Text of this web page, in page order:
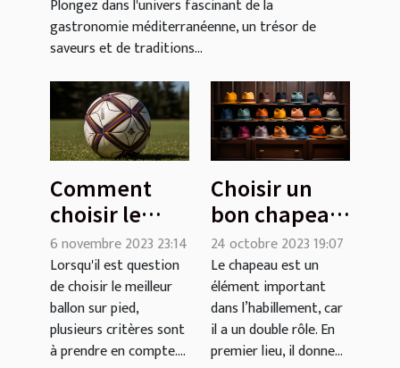
Plongez dans l'univers fascinant de la
gastronomie méditerranéenne, un trésor de
saveurs et de traditions...
Comment
choisir le
meilleur
ballon sur
pied : Guide
d'achat
6 novembre 2023 23:14
Lorsqu'il est question
de choisir le meilleur
ballon sur pied,
plusieurs critères sont
à prendre en compte....
Choisir un
bon chapeau
: comment
faire ?
24 octobre 2023 19:07
Le chapeau est un
élément important
dans l’habillement, car
il a un double rôle. En
premier lieu, il donne...